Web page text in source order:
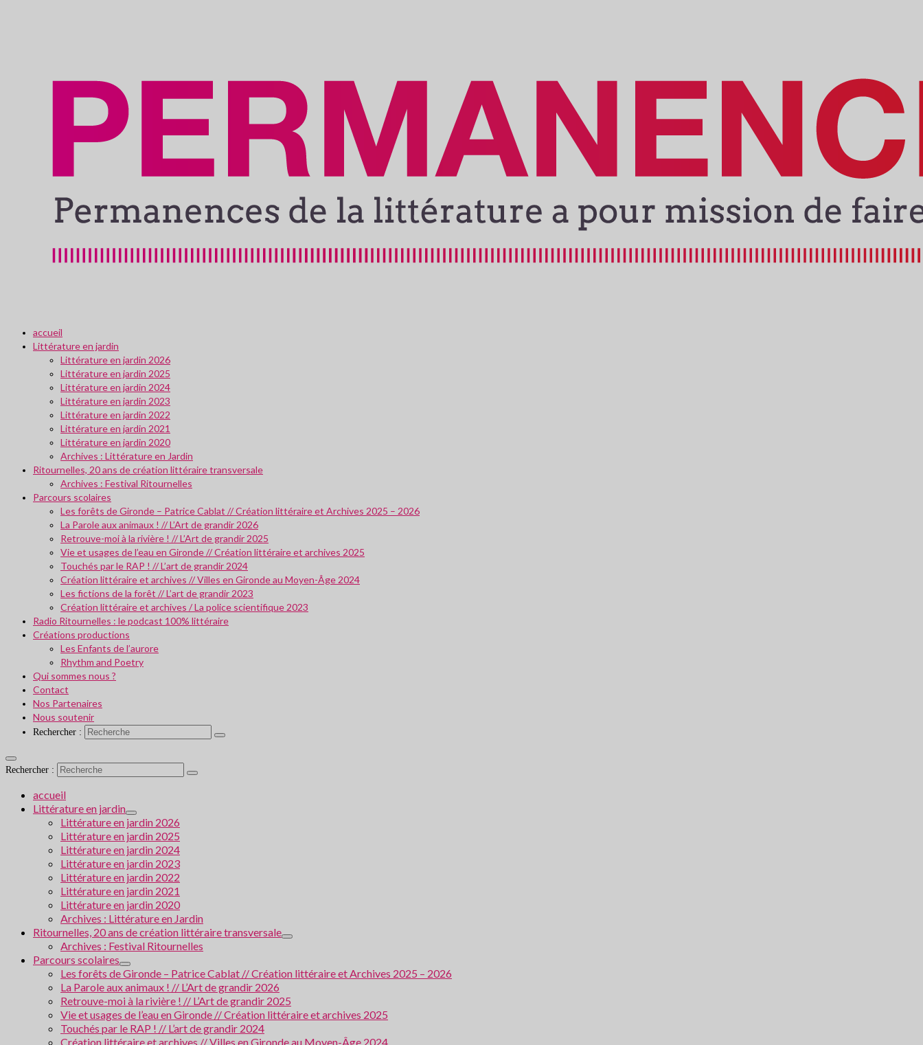
accueil
Littérature en jardin
Littérature en jardin 2026
Littérature en jardin 2025
Littérature en jardin 2024
Littérature en jardin 2023
Littérature en jardin 2022
Littérature en jardin 2021
Littérature en jardin 2020
Archives : Littérature en Jardin
Ritournelles, 20 ans de création littéraire transversale
Archives : Festival Ritournelles
Parcours scolaires
Les forêts de Gironde – Patrice Cablat // Création littéraire et Archives 2025 – 2026
La Parole aux animaux ! // L’Art de grandir 2026
Retrouve-moi à la rivière ! // L’Art de grandir 2025
Vie et usages de l’eau en Gironde // Création littéraire et archives 2025
Touchés par le RAP ! // L’art de grandir 2024
Création littéraire et archives // Villes en Gironde au Moyen-Âge 2024
Les fictions de la forêt // L’art de grandir 2023
Création littéraire et archives / La police scientifique 2023
Radio Ritournelles : le podcast 100% littéraire
Créations productions
Les Enfants de l’aurore
Rhythm and Poetry
Qui sommes nous ?
Contact
Nos Partenaires
Nous soutenir
Rechercher :
Rechercher :
accueil
Littérature en jardin
Littérature en jardin 2026
Littérature en jardin 2025
Littérature en jardin 2024
Littérature en jardin 2023
Littérature en jardin 2022
Littérature en jardin 2021
Littérature en jardin 2020
Archives : Littérature en Jardin
Ritournelles, 20 ans de création littéraire transversale
Archives : Festival Ritournelles
Parcours scolaires
Les forêts de Gironde – Patrice Cablat // Création littéraire et Archives 2025 – 2026
La Parole aux animaux ! // L’Art de grandir 2026
Retrouve-moi à la rivière ! // L’Art de grandir 2025
Vie et usages de l’eau en Gironde // Création littéraire et archives 2025
Touchés par le RAP ! // L’art de grandir 2024
Création littéraire et archives // Villes en Gironde au Moyen-Âge 2024